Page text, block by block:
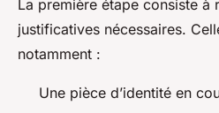
La première étape consiste à
justificatives nécessaires.
notamment :
Une pièce d’identité en